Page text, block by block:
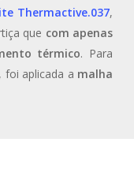
Thermactive.037,
que com apenas
térmico. Para
foi aplicada a malha